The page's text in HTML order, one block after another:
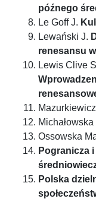
późnego
Le Goff J.
Lewański J.
renesansu
Lewis Clive
Michałowska
Ossowska
Pogranicza
Polska